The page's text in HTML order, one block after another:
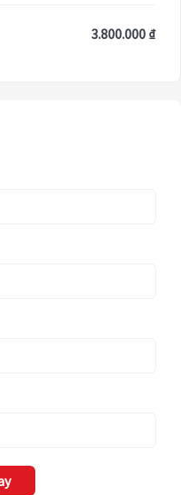
3.800.000 ₫